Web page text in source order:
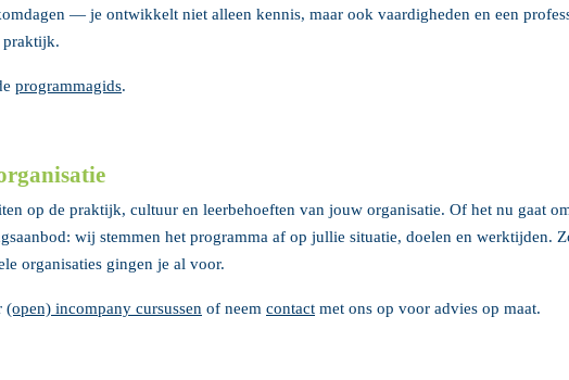
— je ontwikkelt niet alleen kennis, maar ook vaardigheden en een
praktijk.
programmagids.
op de praktijk, cultuur en leerbehoeften van jouw organisatie. Of het nu gaat
wij stemmen het programma af op jullie situatie, doelen en werktijden.
organisaties gingen je al voor.
(open) incompany cursussen of neem contact met ons op voor advies op maat.